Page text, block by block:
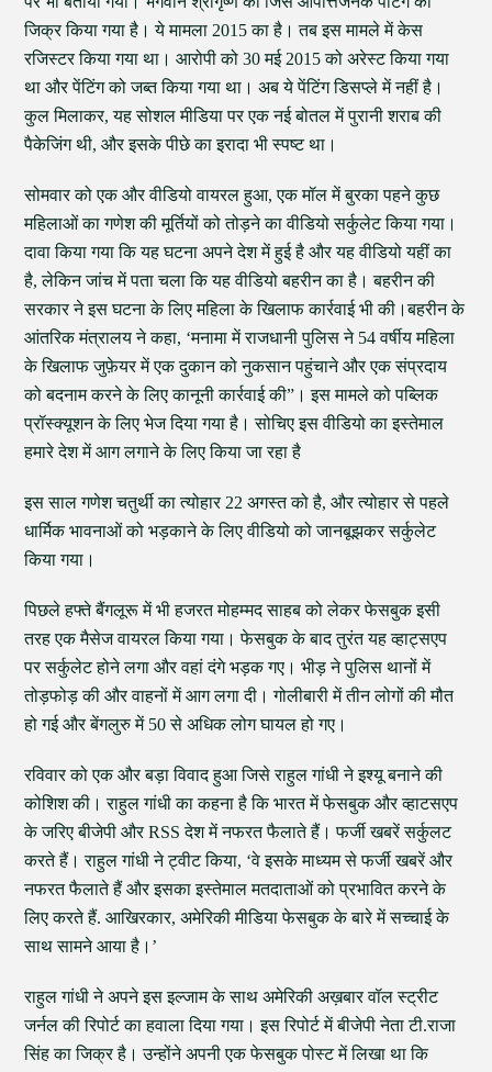
जिक्र किया गया है। ये मामला 2015 का है। तब इस मामले में केस
रजिस्टर किया गया था। आरोपी को 30 मई 2015 को अरेस्ट किया गया
था और पेंटिंग को जब्त किया गया था। अब ये पेंटिंग डिसप्ले में नहीं है।
कुल मिलाकर, यह सोशल मीडिया पर एक नई बोतल में पुरानी शराब की
पैकेजिंग थी, और इसके पीछे का इरादा भी स्पष्ट था।
सोमवार को एक और वीडियो वायरल हुआ, एक मॉल में बुरका पहने कुछ
महिलाओं का गणेश की मूर्तियों को तोड़ने का वीडियो सर्कुलेट किया गया।
दावा किया गया कि यह घटना अपने देश में हुई है और यह वीडियो यहीं का
है, लेकिन जांच में पता चला कि यह वीडियो बहरीन का है। बहरीन की
सरकार ने इस घटना के लिए महिला के खिलाफ कार्रवाई भी की।बहरीन के
आंतरिक मंत्रालय ने कहा, ‘मनामा में राजधानी पुलिस ने 54 वर्षीय महिला
के खिलाफ जुफ़ेयर में एक दुकान को नुकसान पहुंचाने और एक संप्रदाय
को बदनाम करने के लिए कानूनी कार्रवाई की”। इस मामले को पब्लिक
प्रॉस्क्यूशन के लिए भेज दिया गया है। सोचिए इस वीडियो का इस्तेमाल
हमारे देश में आग लगाने के लिए किया जा रहा है
इस साल गणेश चतुर्थी का त्योहार 22 अगस्त को है, और त्योहार से पहले
धार्मिक भावनाओं को भड़काने के लिए वीडियो को जानबूझकर सर्कुलेट
किया गया।
पिछले हफ्ते बैंगलूरू में भी हजरत मोहम्मद साहब को लेकर फेसबुक इसी
तरह एक मैसेज वायरल किया गया। फेसबुक के बाद तुरंत यह व्हाट्सएप
पर सर्कुलेट होने लगा और वहां दंगे भड़क गए। भीड़ ने पुलिस थानों में
तोड़फोड़ की और वाहनों में आग लगा दी। गोलीबारी में तीन लोगों की मौत
हो गई और बेंगलुरु में 50 से अधिक लोग घायल हो गए।
रविवार को एक और बड़ा विवाद हुआ जिसे राहुल गांधी ने इश्यू बनाने की
कोशिश की। राहुल गांधी का कहना है कि भारत में फेसबुक और व्हाटसएप
के जरिए बीजेपी और RSS देश में नफरत फैलाते हैं। फर्जी खबरें सर्कुलट
करते हैं। राहुल गांधी ने ट्वीट किया, ‘वे इसके माध्यम से फर्जी खबरें और
नफरत फैलाते हैं और इसका इस्तेमाल मतदाताओं को प्रभावित करने के
लिए करते हैं. आखिरकार, अमेरिकी मीडिया फेसबुक के बारे में सच्चाई के
साथ सामने आया है।’
राहुल गांधी ने अपने इस इल्जाम के साथ अमेरिकी अख़बार वॉल स्ट्रीट
जर्नल की रिपोर्ट का हवाला दिया गया। इस रिपोर्ट में बीजेपी नेता टी.राजा
सिंह का जिक्र है। उन्होंने अपनी एक फेसबुक पोस्ट में लिखा था कि